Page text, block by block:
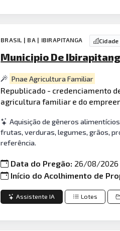
BRASIL | BA | IBIRAPITANGA
Municipio De
Pnae Agricultura Familiar
Republicado - credenciamento
agricultura familiar e do
Aquisição de gêneros
frutas, verduras, legumes, grãos,
referência.
Data do Pregão: 26/08/2026
Início do Acolhimento de
Assistente IA Lotes